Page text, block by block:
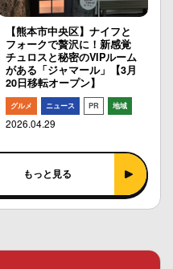
【熊本市中央区】ナイフと
フォークで贅沢に！新感覚
チュロスと秘密のVIPルーム
がある「ジャマール」【3月
20日移転オープン】
グルメ ニュース PR 地域
2026.04.29
もっと見る